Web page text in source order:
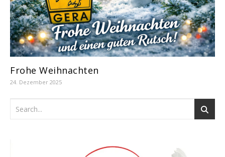
Frohe Weihnachten
24. Dezember 2025